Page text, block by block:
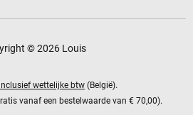
© 2026 Louis
inclusief wettelijke btw (België).
vanaf een bestelwaarde van € 70,00).